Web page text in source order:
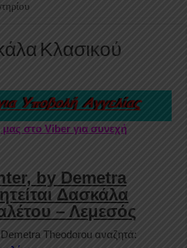
γέμισμα και ανεφοδιασμό αυτόματων
Κλασικού
μας στο Viber για συνεχή
by Demetra
Δασκάλα
– Λεμεσός
Theodorou αναζητά: